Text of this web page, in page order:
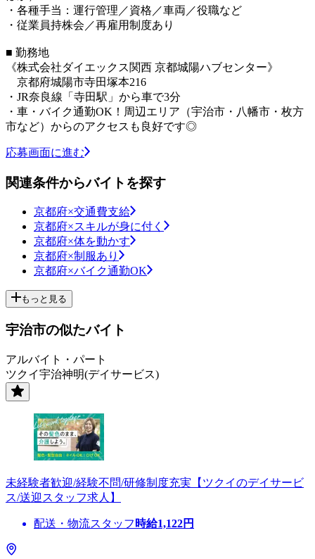
・各種手当：運行管理／資格／車両／役職など
・従業員持株会／再雇用制度あり
■ 勤務地
《株式会社ダイエックス関西 京都城陽ハブセンター》
京都府城陽市寺田塚本216
・JR奈良線「寺田駅」から車で3分
・車・バイク通勤OK！周辺エリア（宇治市・八幡市・枚方
市など）からのアクセスも良好です◎
応募画面に進む
関連条件からバイトを探す
京都府×交通費支給
京都府×スキルが身に付く
京都府×体を動かす
京都府×制服あり
京都府×バイク通勤OK
もっと見る
宇治市の似たバイト
アルバイト・パート
ツクイ宇治神明(デイサービス)
未経験者歓迎/経験不問/研修制度充実【ツクイのデイサービ
ス/送迎スタッフ求人】
配送・物流スタッフ 時給1,122円